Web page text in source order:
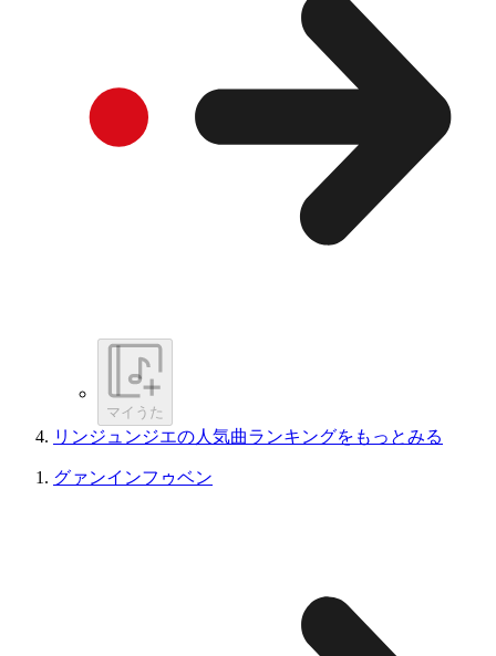
マイうた
リンジュンジエの人気曲ランキングをもっとみる
グァンインフゥベン